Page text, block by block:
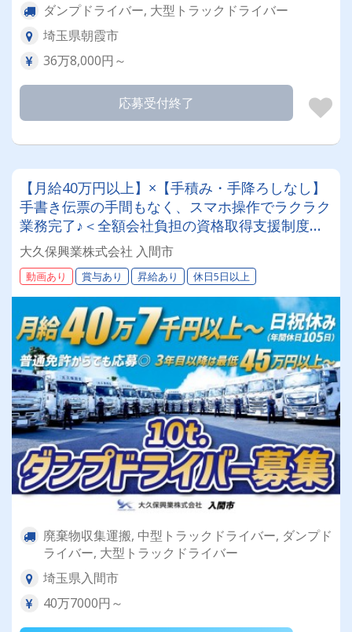
ダンプドライバー, 大型トラックドライバー
埼玉県朝霞市
36万8,000円～
応募受付終了
【月給40万円以上】×【手積み・手降ろしなし】
手書き伝票の手間もなく、スマホ操作でラクラク
業務完了♪＜全額会社負担の資格取得支援制度あ
り！未経験からプロへ！＞専属車両！最新モデル
が続々納車中で新車に乗れるチャンスも！【10t
ダンプドライバー】
大久保興業株式会社 入間市
動画あり 賞与あり 昇給あり 休日5日以上
廃棄物収集運搬, 中型トラックドライバー, ダンプド
ライバー, 大型トラックドライバー
埼玉県入間市
40万7000円～